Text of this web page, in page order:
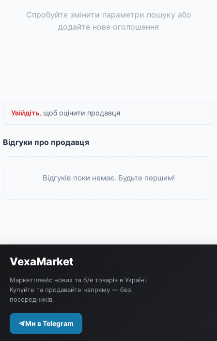
Спробуйте змінити параметри пошуку або
додайте нове оголошення
Увійдіть, щоб оцінити продавця
Відгуки про продавця
Відгуків поки немає. Будьте першим!
VexaMarket
Маркетплейс нових та б/в товарів в Україні.
Купуйте та продавайте напряму — без
посередників.
Ми в Telegram